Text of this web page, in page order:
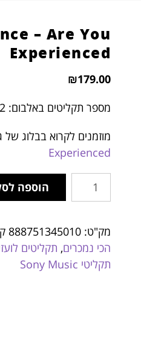
– Are You
Experienced
₪179.00
מספר תקליטים באלבום: 2
מוזמנים לקרוא בבלוג של
Experienced
הוספה
מק"ט: 888751345010
הכי נמכרים, תקליטים
תקליטי Sony Music